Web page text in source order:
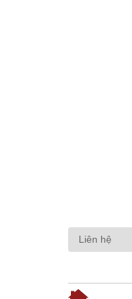
Liên hệ